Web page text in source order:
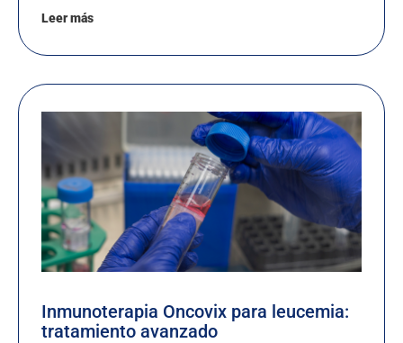
Leer más
Inmunoterapia Oncovix para leucemia:
tratamiento avanzado